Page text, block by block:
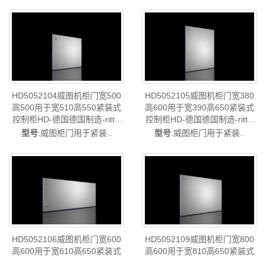
威图售后HD5052.112
图售后HD5052.102
HD5052104威图机柜门宽500
高500用于宽510高550紧装式
控制柜HD-德国德国制造-rittal
威图柜威图电柜威图控制柜威
图售后HD5052.104
型号:威图柜门用于紧装..
HD5052105威图机柜门宽380
高600用于宽390高650紧装式
控制柜HD-德国德国制造-rittal
威图柜威图电柜威图控制柜威
图售后HD5052.105
型号:威图柜门用于紧装..
HD5052106威图机柜门宽600
高600用于宽610高650紧装式
HD5052109威图机柜门宽800
高600用于宽810高650紧装式